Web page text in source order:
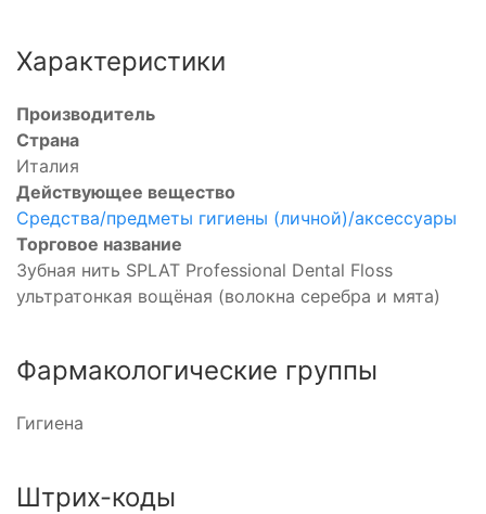
Характеристики
Производитель
Страна
Италия
Действующее вещество
Средства/предметы гигиены (личной)/аксессуары
Торговое название
Зубная нить SPLAT Professional Dental Floss
ультратонкая вощёная (волокна серебра и мята)
Фармакологические группы
Гигиена
Штрих-коды